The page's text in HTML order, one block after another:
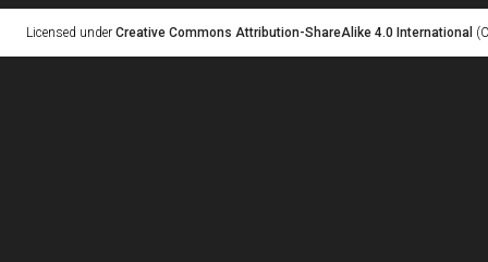
Licensed under Creative Commons Attribution-ShareAlike 4.0 International